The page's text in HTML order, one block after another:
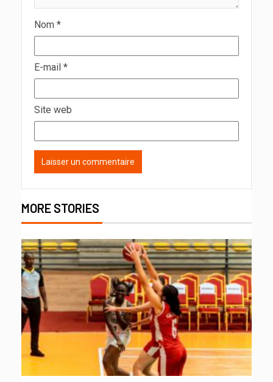
Nom *
E-mail *
Site web
MORE STORIES